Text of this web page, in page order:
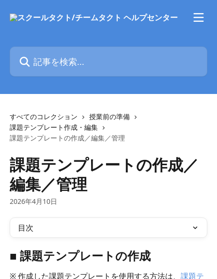
記事を検索...
すべてのコレクション
授業前の準備
課題テンプレート作成・編集
課題テンプレートの作成／編集／管理
課題テンプレートの作成／
編集／管理
2026年4月10日
目次
■ 課題テンプレートの作成
※ 作成した課題テンプレートを使用する方法は、 課題テ